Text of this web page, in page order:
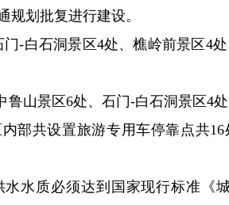
规划批复进行建设。
-白石洞景区4处、樵岭前景区4
山景区6处、石门-白石洞景区4
部共设置旅游专用车停靠点共
水质必须达到国家现行标准《